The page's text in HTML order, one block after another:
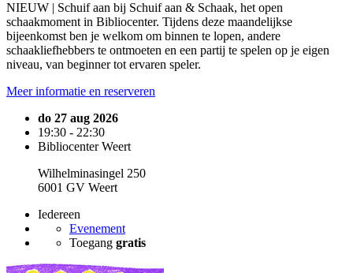
NIEUW | Schuif aan bij Schuif aan & Schaak, het open
schaakmoment in Bibliocenter. Tijdens deze maandelijkse
bijeenkomst ben je welkom om binnen te lopen, andere
schaakliefhebbers te ontmoeten en een partij te spelen op je eigen
niveau, van beginner tot ervaren speler.
Meer informatie en reserveren
do 27 aug 2026
19:30 - 22:30
Bibliocenter Weert
Wilhelminasingel 250
6001 GV Weert
Iedereen
Evenement
Toegang gratis